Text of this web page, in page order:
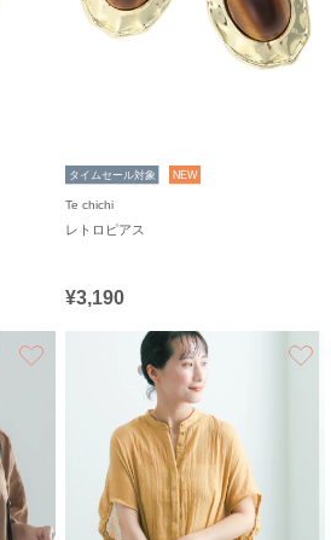
タイムセール対象 NEW
Te chichi
レトロピアス
¥3,190